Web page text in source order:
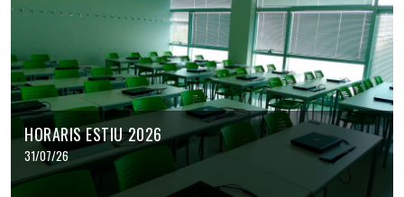
HORARIS ESTIU 2026
31/07/26